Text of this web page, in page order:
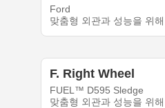
Ford
맞춤형 외관과 성능을 위
F. Right Wheel
FUEL™ D595 Sledge
맞춤형 외관과 성능을 위